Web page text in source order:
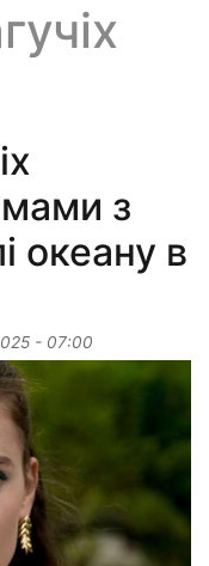
з
океану в
- 07:00